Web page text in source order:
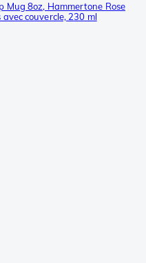
Mug 8oz, Hammertone Rose
couvercle, 230 ml